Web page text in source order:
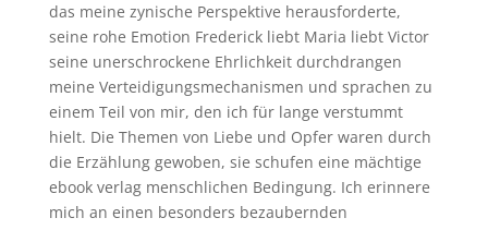
das meine zynische Perspektive herausforderte,
seine rohe Emotion Frederick liebt Maria liebt Victor
seine unerschrockene Ehrlichkeit durchdrangen
meine Verteidigungsmechanismen und sprachen zu
einem Teil von mir, den ich für lange verstummt
hielt. Die Themen von Liebe und Opfer waren durch
die Erzählung gewoben, sie schufen eine mächtige
ebook verlag menschlichen Bedingung. Ich erinnere
mich an einen besonders bezaubernden